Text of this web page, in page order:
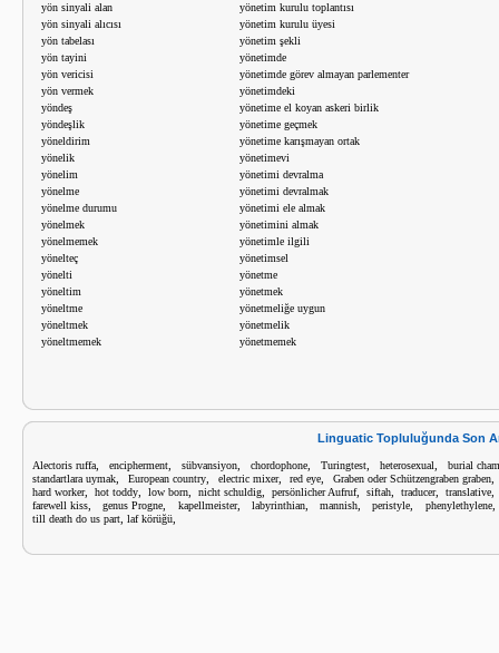
yön sinyali alan
yön sinyali alıcısı
yön tabelası
yön tayini
yön vericisi
yön vermek
yöndeş
yöndeşlik
yöneldirim
yönelik
yönelim
yönelme
yönelme durumu
yönelmek
yönelmemek
yönelteç
yönelti
yöneltim
yöneltme
yöneltmek
yöneltmemek
yönetim kurulu toplantısı
yönetim kurulu üyesi
yönetim şekli
yönetimde
yönetimde görev almayan parlementer
yönetimdeki
yönetime el koyan askeri birlik
yönetime geçmek
yönetime karışmayan ortak
yönetimevi
yönetimi devralma
yönetimi devralmak
yönetimi ele almak
yönetimini almak
yönetimle ilgili
yönetimsel
yönetme
yönetmek
yönetmeliğe uygun
yönetmelik
yönetmemek
Linguatic Topluluğunda Son
Alectoris ruffa encipherment sübvansiyon chordophone Turingtest heterosexual
burial
standartlara uymak
European country, electric mixer,red eye ,Graben oder Schützengraben graben
hard worker, hot toddy low born nicht schuldig persönlicher Aufruf, siftah traducer, translative
farewell kiss ,genus Progne kapellmeister, labyrinthian,mannish ,peristyle phenylethylene
till death do us part laf körüğü